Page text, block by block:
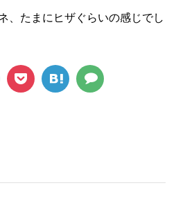
、たまにヒザぐらいの感じでし